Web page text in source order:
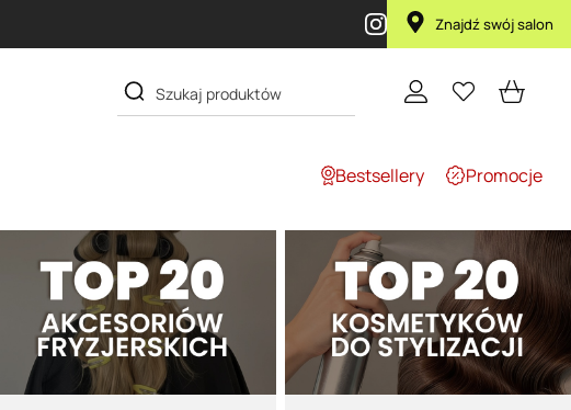
Przy zakupie produktu Artego Maska Lola za 1 żł Znajdź swój salon
Bestsellery Promocje